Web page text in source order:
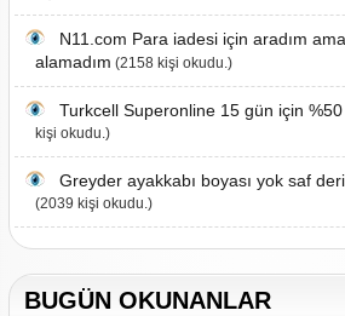
N11.com Para iadesi için aradım
alamadım (2158 kişi okudu.)
Turkcell Superonline 15 gün için
kişi okudu.)
Greyder ayakkabı boyası yok saf
(2039 kişi okudu.)
BUGÜN OKUNANLAR